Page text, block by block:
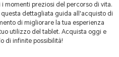
momenti preziosi del percorso di vita.
dettagliata guida all'acquisto di
di migliorare la tua esperienza
utilizzo del tablet. Acquista oggi e
di infinite possibilità!